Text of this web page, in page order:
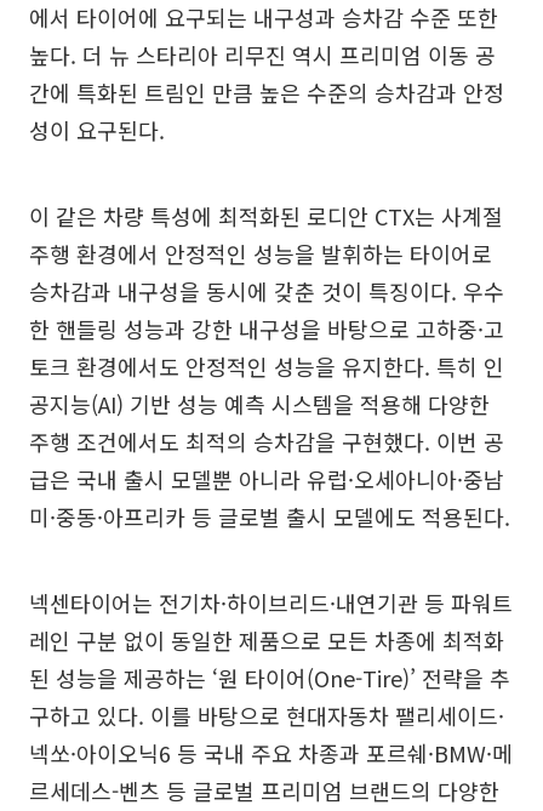
에서 타이어에 요구되는 내구성과 승차감 수준 또한
높다. 더 뉴 스타리아 리무진 역시 프리미엄 이동 공
간에 특화된 트림인 만큼 높은 수준의 승차감과 안정
성이 요구된다.
이 같은 차량 특성에 최적화된 로디안 CTX는 사계절
주행 환경에서 안정적인 성능을 발휘하는 타이어로
승차감과 내구성을 동시에 갖춘 것이 특징이다. 우수
한 핸들링 성능과 강한 내구성을 바탕으로 고하중·고
토크 환경에서도 안정적인 성능을 유지한다. 특히 인
공지능(AI) 기반 성능 예측 시스템을 적용해 다양한
주행 조건에서도 최적의 승차감을 구현했다. 이번 공
급은 국내 출시 모델뿐 아니라 유럽·오세아니아·중남
미·중동·아프리카 등 글로벌 출시 모델에도 적용된다.
넥센타이어는 전기차·하이브리드·내연기관 등 파워트
레인 구분 없이 동일한 제품으로 모든 차종에 최적화
된 성능을 제공하는 ‘원 타이어(One-Tire)’ 전략을 추
구하고 있다. 이를 바탕으로 현대자동차 팰리세이드·
넥쏘·아이오닉6 등 국내 주요 차종과 포르쉐·BMW·메
르세데스-벤츠 등 글로벌 프리미엄 브랜드의 다양한